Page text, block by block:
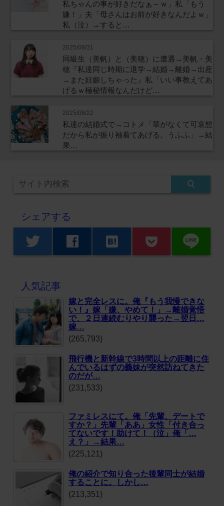
私ちゃんの事が好きだなぁ～ｗ」私「もう
嫌！」夫「母さんはお前が好きなんだよｗ」
私（泣）→すると…
2025/08/31
同級生（美帆）と（美穂）に遭遇→美帆・美
穂『私達同じ時期に退学→結婚→離婚→出産
→また妊娠しちゃった』私「いい事教えてあ
げるｗ極秘情報なんだけど…
2025/08/22
私達の結婚式で→コトメ「華がなくて可哀想
だから私が振り袖着てあげる。うふふ」→結
果…
シェアする
twitter facebook hatenabookmark line
人気記事
嫁と完全レスに。俺『もう我慢できな
い！』嫁「嫌、やめて！」→離婚覚悟
で、２日連続むりやり襲った→翌日…
嫁…
(265,793)
飛行機と新幹線で3時間以上の距離に住
んでいるはずの義妹が突然訪ねてきた
のだが…
(231,533)
ファミレスにて。俺「先輩、デートで
すか？」先輩「ああ」女性「付き合っ
てないです！助けて！（泣」俺「…
え？」→結果…
(225,121)
俺の紹介で知り合った後輩同士が結婚
することに。しかし…
(213,351)